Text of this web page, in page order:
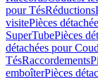
pour TésRéductions
visitePièces
SuperTubePièces
détachées pour
TésRaccordements
emboîterPièces